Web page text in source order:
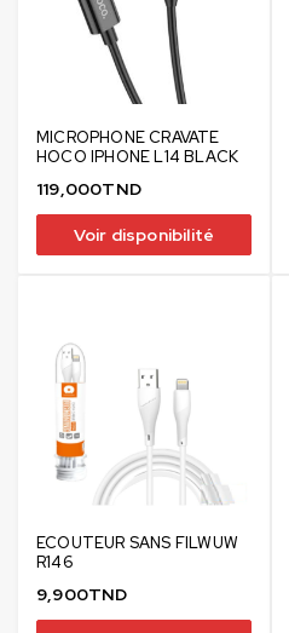
MICROPHONE CRAVATE
HOCO IPHONE L14 BLACK
119,000TND
Voir disponibilité
ECOUTEUR SANS FILWUW
R146
9,900TND